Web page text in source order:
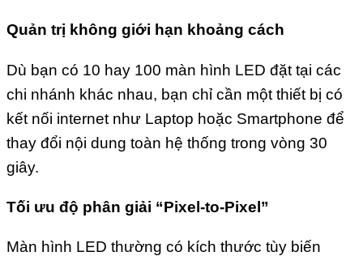
Quản trị không giới hạn khoảng cách
Dù bạn có 10 hay 100 màn hình LED đặt tại các
chi nhánh khác nhau, bạn chỉ cần một thiết bị có
kết nối internet như Laptop hoặc Smartphone để
thay đổi nội dung toàn hệ thống trong vòng 30
giây.
Tối ưu độ phân giải “Pixel-to-Pixel”
Màn hình LED thường có kích thước tùy biến